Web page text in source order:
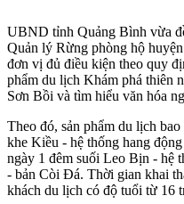
UBND tỉnh Quảng Bình vừa
Quản lý Rừng phòng hộ
đơn vị đủ điều kiện theo quy
phẩm du lịch Khám phá thiên
Sơn Bồi và tìm hiểu văn hóa
Theo đó, sản phẩm du lịch
khe Kiều - hệ thống hang
ngày 1 đêm suối Leo Bịn - hệ
- bản Còi Đá. Thời gian khai
khách du lịch có độ tuổi từ 16